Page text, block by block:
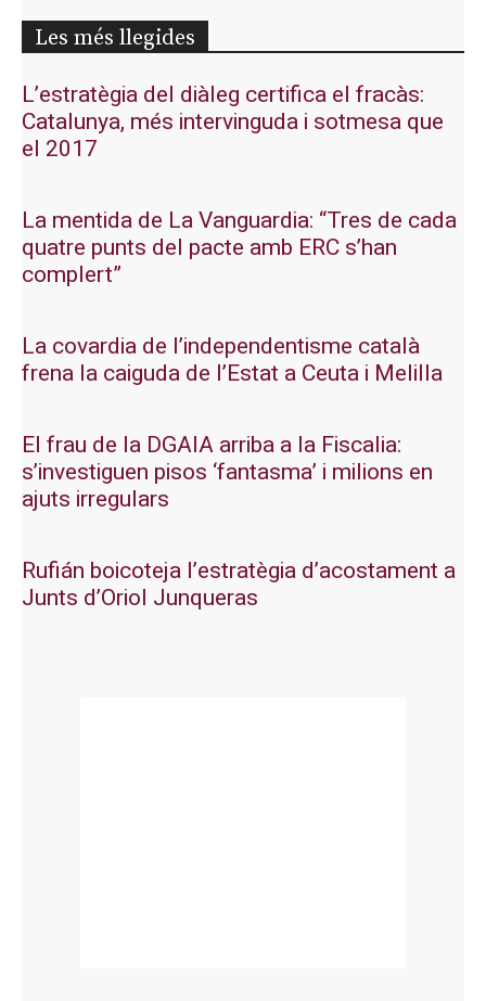
Les més llegides
L’estratègia del diàleg certifica el fracàs:
Catalunya, més intervinguda i sotmesa que
el 2017
La mentida de La Vanguardia: “Tres de cada
quatre punts del pacte amb ERC s’han
complert”
La covardia de l’independentisme català
frena la caiguda de l’Estat a Ceuta i Melilla
El frau de la DGAIA arriba a la Fiscalia:
s’investiguen pisos ‘fantasma’ i milions en
ajuts irregulars
Rufián boicoteja l’estratègia d’acostament a
Junts d’Oriol Junqueras